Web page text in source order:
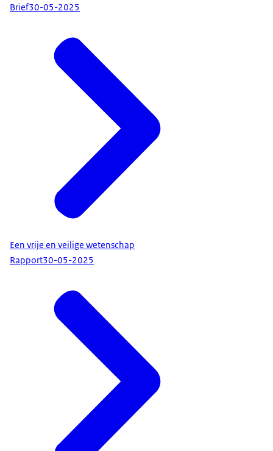
Brief30-05-2025
Een vrije en veilige wetenschap
Rapport30-05-2025